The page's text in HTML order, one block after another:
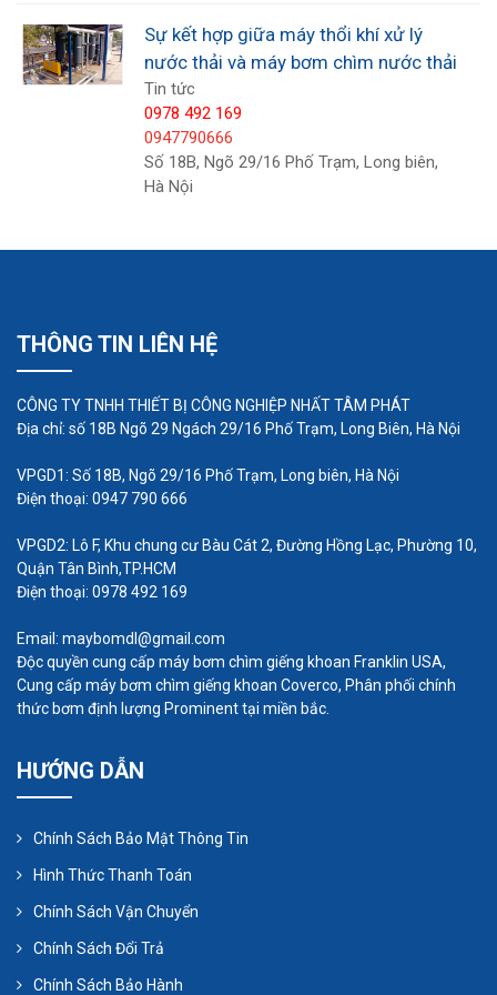
Cống thoát nước: dùng để bơm nước từ các
cống thoát nước hoặc hố ga đến các điểm
tiếp nối.
Hút nước ngập lụt: trong trường hợp ngập lụt
hoặc thiên tai, máy bơm chìm giúp hút nước
Nông nghiệp: hỗ trợ tưới tiêu, thoát nước
sản.
gắng đảm bảo chúng hoạt động hiệu quả và an
toàn trong suốt quá trình vận hành.
máy bơm chìm nước thải, phần nào giúp quý
khách có thêm nhiều lựa chọn trong quyết định
mua hàng của mình. Ngoài ra, chúng tôi còn là
Sự kết hợp giữa máy thổi khí xử lý
nước thải và máy bơm chìm nước thải
Tin tức
0978 492 169
0947790666
Số 18B, Ngõ 29/16 Phố Trạm, Long biên,
Hà Nội
THÔNG TIN LIÊN HỆ
CÔNG TY TNHH THIẾT BỊ CÔNG NGHIỆP NHẤT TÂM PHÁT
Địa chỉ: số 18B Ngõ 29 Ngách 29/16 Phố Trạm, Long Biên, Hà Nội
VPGD1: Số 18B, Ngõ 29/16 Phố Trạm, Long biên, Hà Nội
Điện thoại: 0947 790 666
VPGD2: Lô F, Khu chung cư Bàu Cát 2, Đường Hồng Lạc, Phường 10,
Quận Tân Bình,TP.HCM
Điện thoại: 0978 492 169
Email: maybomdl@gmail.com
Độc quyền cung cấp máy bơm chìm giếng khoan Franklin USA,
Cung cấp máy bơm chìm giếng khoan Coverco, Phân phối chính
thức bơm định lượng Prominent tại miền bắc.
HƯỚNG DẪN
Chính Sách Bảo Mật Thông Tin
Hình Thức Thanh Toán
Chính Sách Vận Chuyển
Chính Sách Đổi Trả
Chính Sách Bảo Hành